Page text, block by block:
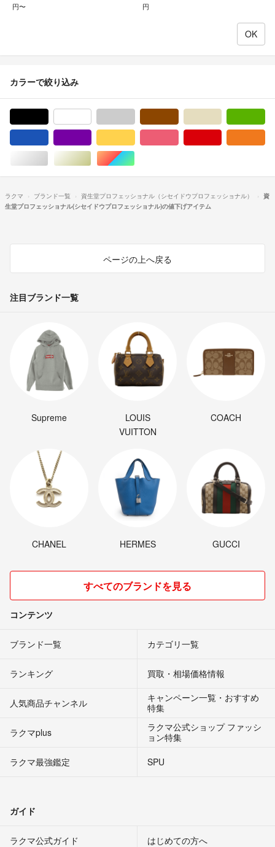
円〜 円
カラーで絞り込み
シルバー/銀色系ゴールド/金色系マルチカラー
ラクマ ブランド一覧 資生堂プロフェッショナル（シセイドウプロフェッショナル）
資
生堂プロフェッショナル(シセイドウプロフェッショナル)の値下げアイテム
ページの上へ戻る
注目ブランド一覧
Supreme
LOUIS
VUITTON
COACH
CHANEL HERMES GUCCI
すべてのブランドを見る
コンテンツ
ブランド一覧 カテゴリ一覧
ランキング 買取・相場価格情報
人気商品チャンネル
キャンペーン一覧・おすすめ
特集
ラクマplus
ラクマ公式ショップ ファッシ
ョン特集
ラクマ最強鑑定
SPU
ガイド
ラクマ公式ガイド はじめての方へ